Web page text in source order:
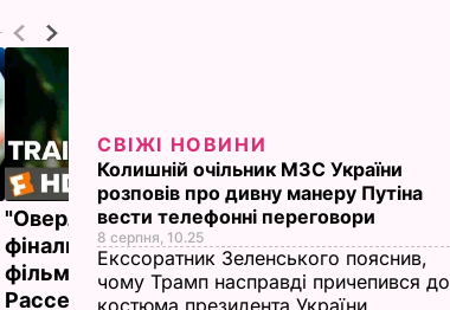
"Оверлорд". Вийшов
фінальний трейлер
фільму з Ваяттом
Расселлом. Відео
"Паранормальне".
Вийшов трейлер
фільму. Відео
2 березня, 12.03НОВИНИ
СВІЖІ НОВИНИ
Колишній очільник МЗС України
розповів про дивну манеру Путіна
вести телефонні переговори
8 серпня, 10.25
Екссоратник Зеленського пояснив,
чому Трамп насправді причепився до
костюма президента України